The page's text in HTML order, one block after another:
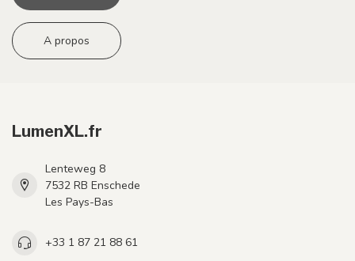
A propos
LumenXL.fr
Lenteweg 8
7532 RB Enschede
Les Pays-Bas
+33 1 87 21 88 61